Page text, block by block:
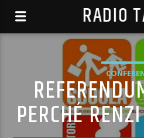
RADIO
PERCHÉ